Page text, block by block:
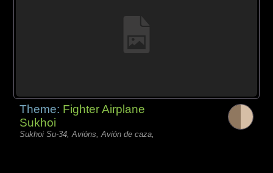
Theme: Fighter Airplane
Sukhoi
Sukhoi Su-34, Avións, Avión de caza,